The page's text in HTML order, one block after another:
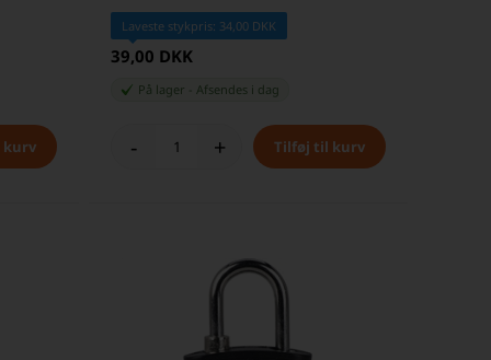
Laveste stykpris: 34,00 DKK
39,00 DKK
På lager -Afsendes i dag
- +